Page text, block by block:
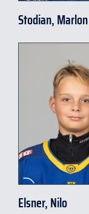
Stodian, Marlon
Elsner, Nilo